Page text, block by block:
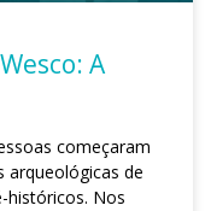
A
começaram
arqueológicas de
históricos. Nos